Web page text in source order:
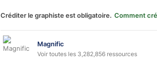
Créditer le graphiste est obligatoire. Comment
Magnific
Voir toutes les 3,282,856 ressources